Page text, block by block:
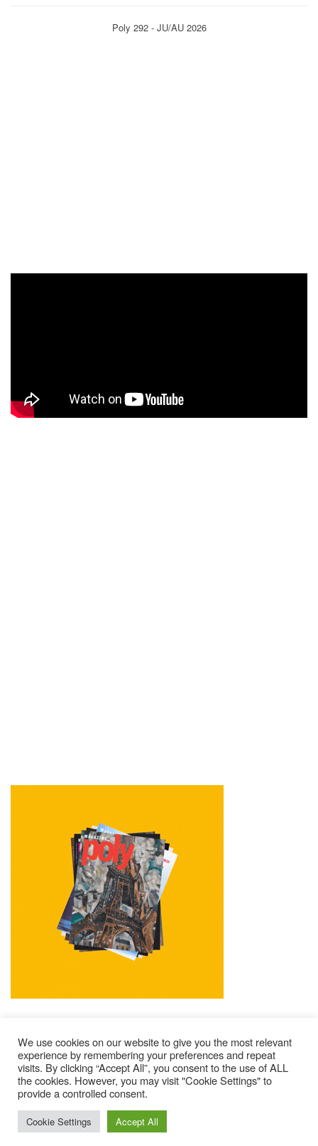
Poly 292 - JU/AU 2026
Mentions Légales Contacts
Où Trouver Poly ?
Lire Les Anciens N°
S’abonner À Poly
© 2025 – Magazine Poly – BKN
We use cookies on our website to give you the most relevant
experience by remembering your preferences and repeat
visits. By clicking “Accept All”, you consent to the use of ALL
the cookies. However, you may visit "Cookie Settings" to
provide a controlled consent.
Cookie Settings Accept All